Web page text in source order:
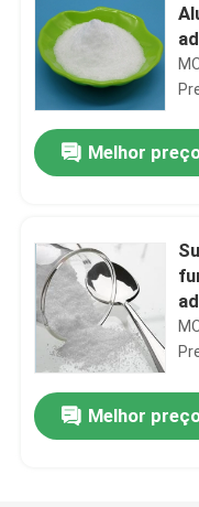
Casa
Produtos
Sobre nós
Melhor
Melhor